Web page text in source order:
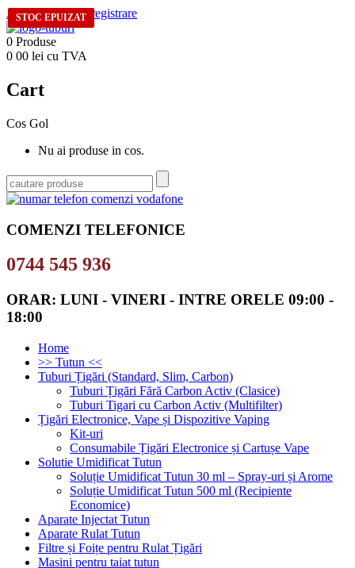
Autentificare/Inregistrare
0 Produse
0 00 lei cu TVA
Cart
Cos Gol
Nu ai produse in cos.
COMENZI TELEFONICE
0744 545 936
ORAR: LUNI - VINERI - INTRE ORELE 09:00 -
18:00
Home
>> Tutun <<
Tuburi Țigări (Standard, Slim, Carbon)
Tuburi Țigări Fără Carbon Activ (Clasice)
Tuburi Tigari cu Carbon Activ (Multifilter)
Țigări Electronice, Vape și Dispozitive Vaping
Kit-uri
Consumabile Țigări Electronice și Cartușe Vape
Solutie Umidificat Tutun
Soluție Umidificat Tutun 30 ml – Spray-uri și Arome
Soluție Umidificat Tutun 500 ml (Recipiente
Economice)
Aparate Injectat Tutun
Aparate Rulat Tutun
Filtre și Foițe pentru Rulat Țigări
Masini pentru taiat tutun
STOC EPUIZAT
STOC EPUIZAT
STOC EPUIZAT
STOC EPUIZAT